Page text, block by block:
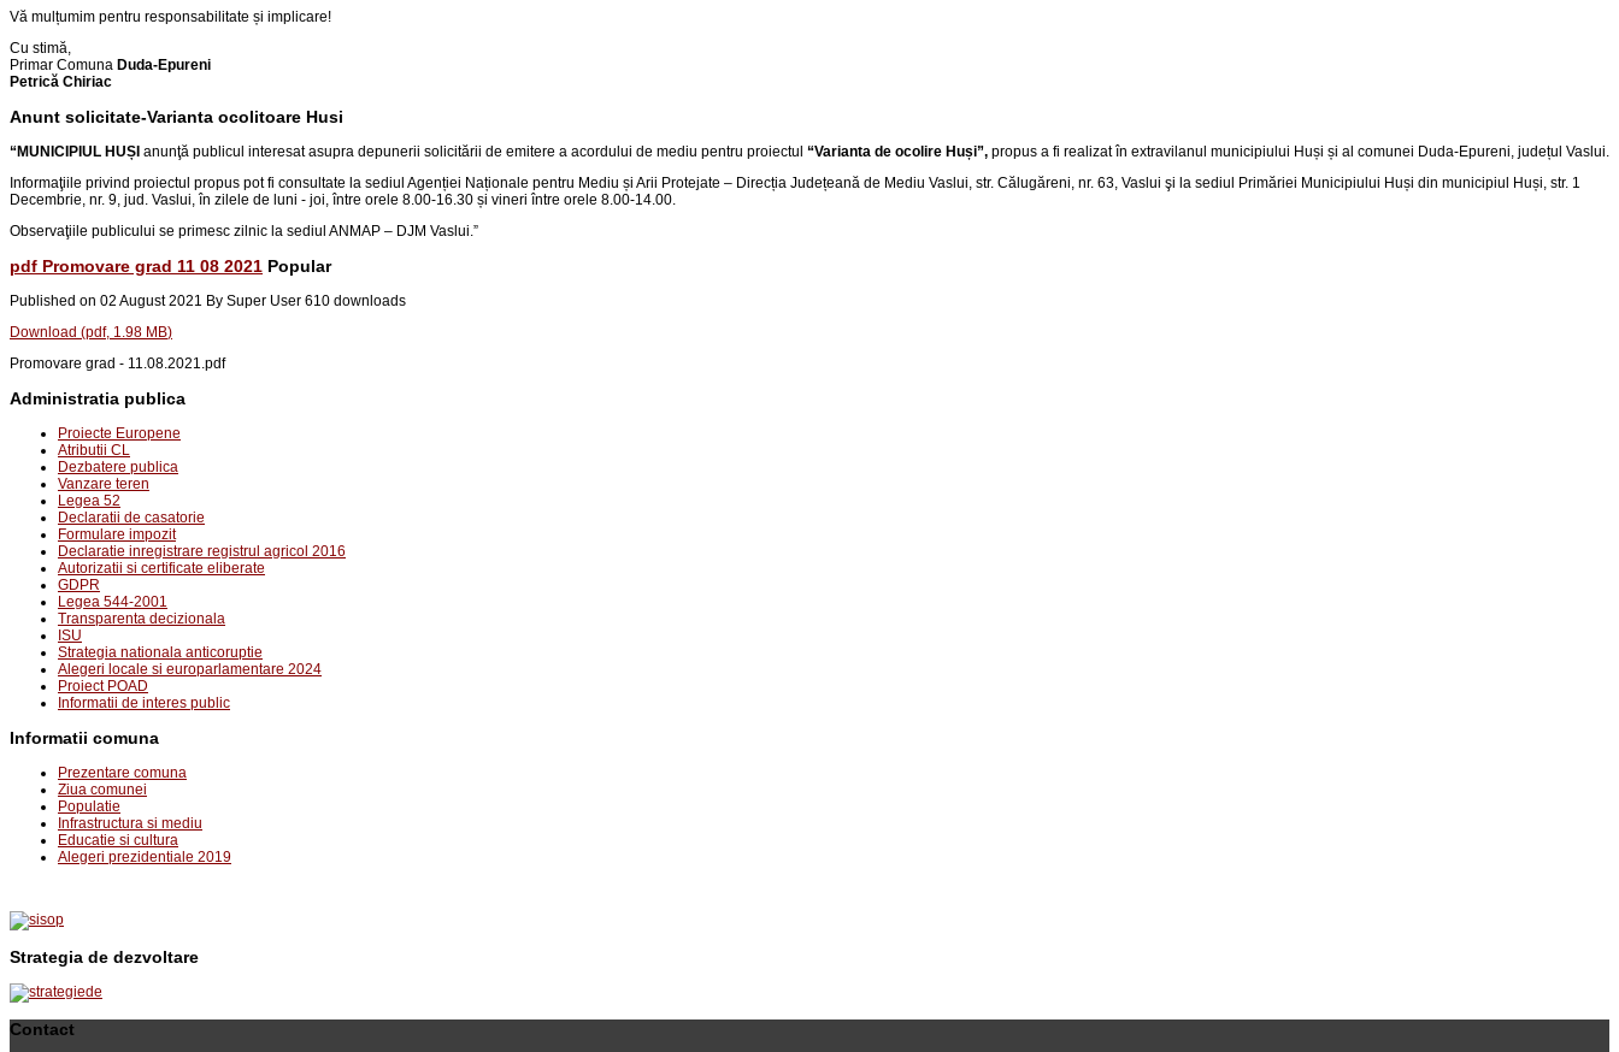
Vă mulțumim pentru responsabilitate și implicare!
Cu stimă,
Primar Comuna Duda-Epureni
Petrică Chiriac
Anunt solicitate-Varianta ocolitoare Husi
“MUNICIPIUL HUȘI anunţă publicul interesat asupra depunerii solicitării de emitere a acordului de mediu pentru proiectul “Varianta de ocolire Huși”, propus a fi realizat în extravilanul municipiului Huși și al comunei Duda-Epureni, județul Vaslui.
Informaţiile privind proiectul propus pot fi consultate la sediul Agenției Naționale pentru Mediu și Arii Protejate – Direcția Județeană de Mediu Vaslui, str. Călugăreni, nr. 63, Vaslui şi la sediul Primăriei Municipiului Huși din municipiul Huși, str. 1
Decembrie, nr. 9, jud. Vaslui, în zilele de luni - joi, între orele 8.00-16.30 și vineri între orele 8.00-14.00.
Observaţiile publicului se primesc zilnic la sediul ANMAP – DJM Vaslui.”
pdf Promovare grad 11 08 2021 Popular
Published on 02 August 2021 By Super User 610 downloads
Download (pdf, 1.98 MB)
Promovare grad - 11.08.2021.pdf
Administratia publica
Proiecte Europene
Atributii CL
Dezbatere publica
Vanzare teren
Legea 52
Declaratii de casatorie
Formulare impozit
Declaratie inregistrare registrul agricol 2016
Autorizatii si certificate eliberate
GDPR
Legea 544-2001
Transparenta decizionala
ISU
Strategia nationala anticoruptie
Alegeri locale si europarlamentare 2024
Proiect POAD
Informatii de interes public
Informatii comuna
Prezentare comuna
Ziua comunei
Populatie
Infrastructura si mediu
Educatie si cultura
Alegeri prezidentiale 2019
Strategia de dezvoltare
Contact